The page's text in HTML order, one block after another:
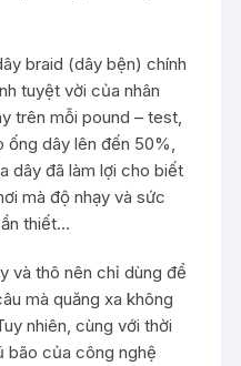
braid (dây bện) chính
tuyệt vời của nhân
trên mỗi pound – test,
dây lên đến 50%,
dây đã làm lợi cho biết
mà độ nhạy và sức
thiết…
và thô nên chỉ dùng để
mà quăng xa không
nhiên, cùng với thời
bão của công nghệ